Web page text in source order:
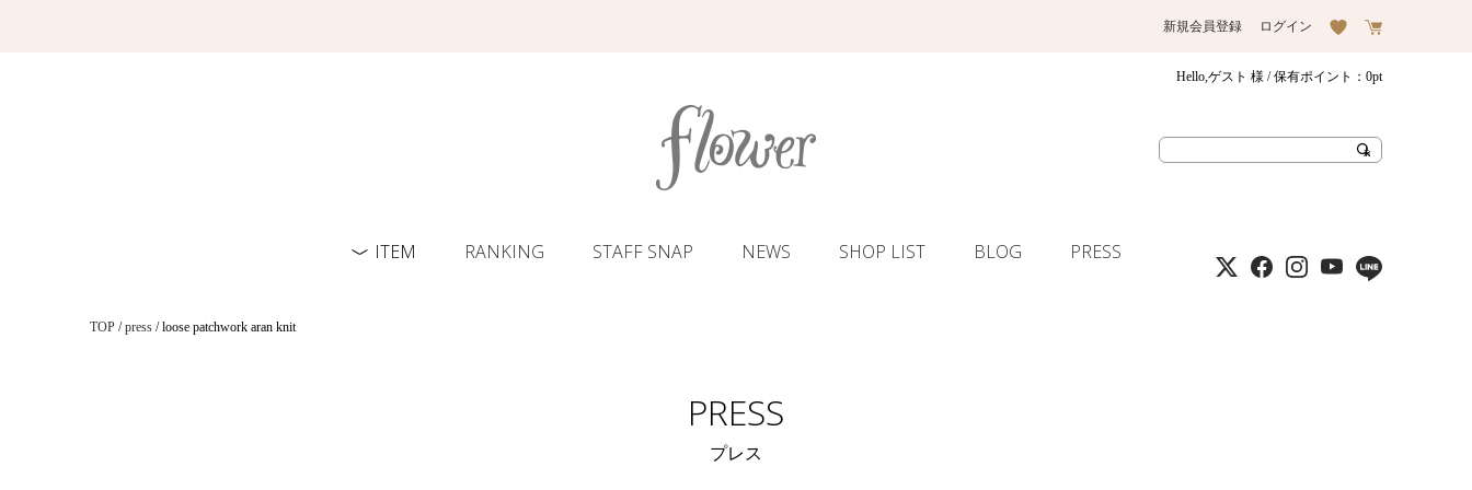
新規会員登録 ログイン
Hello,ゲスト 様 / 保有ポイント： 0pt
ITEM RANKING STAFF SNAP NEWS SHOP LIST BLOG PRESS
TOP /press / loose patchwork aran knit
PRESS
プレス